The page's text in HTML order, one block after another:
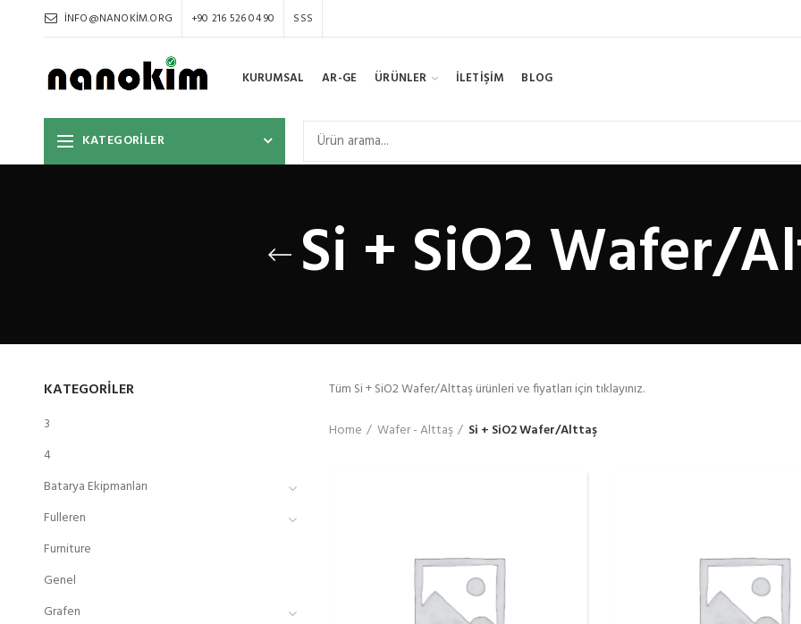
INFO@NANOKIM.ORG +90 216 526 04 90 SSS
KURUMSAL AR-GE ÜRÜNLER İLETİŞİM BLOG
KATEGORİLER
Si + SiO2 Wafer/
Tüm Si + SiO2 Wafer/Alttaş ürünleri ve fiyatları için tıklayınız.
Home
Wafer - Alttaş Si + SiO2 Wafer/Alttaş
KATEGORILER
3
4
Batarya Ekipmanları
Fulleren
Furniture
Genel
Grafen